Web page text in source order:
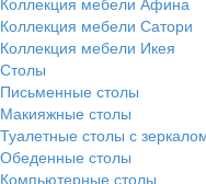
Коллекция мебели Сатори
Коллекция мебели Икея
Столы
Письменные столы
Макияжные столы
Туалетные столы с
Обеденные столы
Компьютерные столы